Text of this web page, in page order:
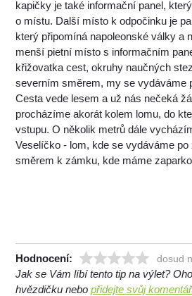
kapičky je také informační panel,
o místu. Další místo k odpočinku je
který připomíná napoleonské války a
menší pietní místo s informačním
křižovatka cest, okruhy naučných
severním směrem, my se vydáváme
Cesta vede lesem a už nás nečeká
procházíme akorát kolem lomu, do
vstupu. O několik metrů dále
Veselíčko - lom, kde se vydáváme
směrem k zámku, kde máme
Hodnocení: dosud
Jak se Vám líbí tento tip na výlet?
hvězdičku nebopřidejte svůj